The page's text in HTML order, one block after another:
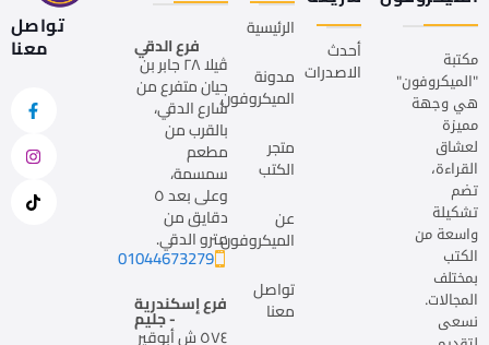
مكتبة
"الميكروفون"
هي وجهة
مميزة
لعشاق
القراءة،
تضم
تشكيلة
واسعة من
الكتب
بمختلف
المجالات.
نسعى
أحدث
الاصدرات
الرئيسية
مدونة
الميكروفون
متجر
الكتب
عن
الميكروفون
تواصل
معنا
فرع الدقي
ڤيلا ٢٨ جابر بن
حيان متفرع من
شارع الدقي،
بالقرب من
مطعم
سمسمة،
وعلى بعد ٥
دقايق من
مترو الدقي.
01044673279
فرع إسكندرية
- جليم
٥٧٤ ش أبوقير
تواصل
معنا